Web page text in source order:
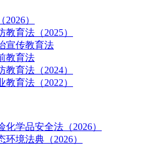
）
育法（2025）
宣传教育法
教育法
育法（2024）
育法（2022）
学品安全法（2026）
境法典（2026）